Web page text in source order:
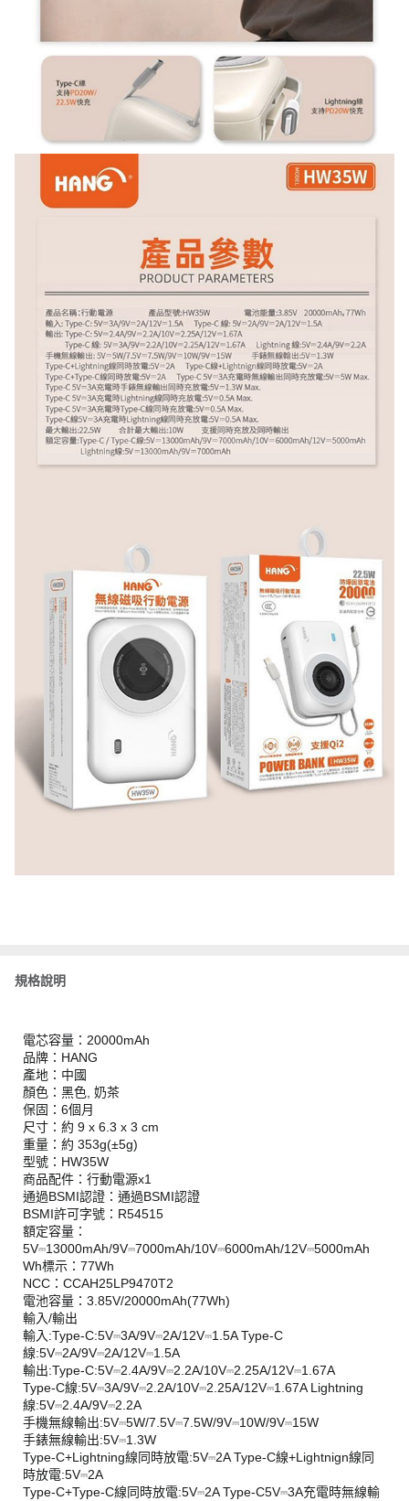
規格說明
電芯容量：20000mAh
品牌：HANG
產地：中國
顏色：黑色, 奶茶
保固：6個月
尺寸：約 9 x 6.3 x 3 cm
重量：約 353g(±5g)
型號：HW35W
商品配件：行動電源x1
通過BSMI認證：通過BSMI認證
BSMI許可字號：R54515
額定容量：
5V⎓13000mAh/9V⎓7000mAh/10V⎓6000mAh/12V⎓5000mAh
Wh標示：77Wh
NCC：CCAH25LP9470T2
電池容量：3.85V/20000mAh(77Wh)
輸入/輸出
輸入:Type-C:5V⎓3A/9V⎓2A/12V⎓1.5A Type-C
線:5V⎓2A/9V⎓2A/12V⎓1.5A
輸出:Type-C:5V⎓2.4A/9V⎓2.2A/10V⎓2.25A/12V⎓1.67A
Type-C線:5V⎓3A/9V⎓2.2A/10V⎓2.25A/12V⎓1.67A Lightning
線:5V⎓2.4A/9V⎓2.2A
手機無線輸出:5V⎓5W/7.5V⎓7.5W/9V⎓10W/9V⎓15W
手錶無線輸出:5V⎓1.3W
Type-C+Lightning線同時放電:5V⎓2A Type-C線+Lightnign線同
時放電:5V⎓2A
Type-C+Type-C線同時放電:5V⎓2A Type-C5V⎓3A充電時無線輸